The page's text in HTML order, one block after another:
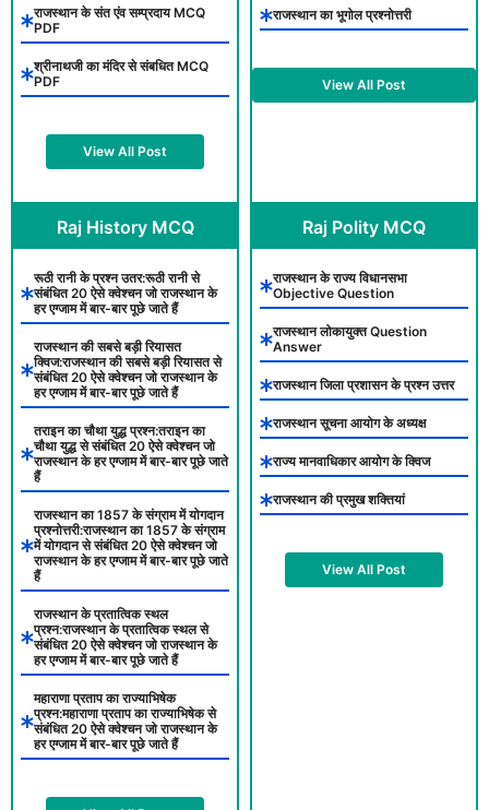
राजस्थान के संत एंव सम्प्रदाय MCQ
PDF
श्रीनाथजी का मंदिर से संबधित MCQ
PDF
View All Post
राजस्थान का भूगोल प्रश्नोत्तरी
View All Post
Raj History MCQ
रूठी रानी के प्रश्न उतर:रूठी रानी से
संबंधित 20 ऐसे क्वेश्चन जो राजस्थान के
हर एग्जाम में बार-बार पूछे जाते हैं
राजस्थान की सबसे बड़ी रियासत
क्विज:राजस्थान की सबसे बड़ी रियासत से
संबंधित 20 ऐसे क्वेश्चन जो राजस्थान के
हर एग्जाम में बार-बार पूछे जाते हैं
तराइन का चौथा युद्ध प्रश्न:तराइन का
चौथा युद्ध से संबंधित 20 ऐसे क्वेश्चन जो
राजस्थान के हर एग्जाम में बार-बार पूछे जाते
हैं
राजस्थान का 1857 के संग्राम में योगदान
प्रश्नोत्तरी:राजस्थान का 1857 के संग्राम
में योगदान से संबंधित 20 ऐसे क्वेश्चन जो
राजस्थान के हर एग्जाम में बार-बार पूछे जाते
हैं
राजस्थान के प्रतात्विक स्थल
प्रश्न:राजस्थान के प्रतात्विक स्थल से
संबंधित 20 ऐसे क्वेश्चन जो राजस्थान के
हर एग्जाम में बार-बार पूछे जाते हैं
महाराणा प्रताप का राज्याभिषेक
प्रश्न:महाराणा प्रताप का राज्याभिषेक से
संबंधित 20 ऐसे क्वेश्चन जो राजस्थान के
हर एग्जाम में बार-बार पूछे जाते हैं
Raj Polity MCQ
राजस्थान के राज्य विधानसभा
Objective Question
राजस्थान लोकायुक्त Question
Answer
राजस्थान जिला प्रशासन के प्रश्न उत्तर
राजस्थान सूचना आयोग के अध्यक्ष
राज्य मानवाधिकार आयोग के क्विज
राजस्थान की प्रमुख शक्तियां
View All Post